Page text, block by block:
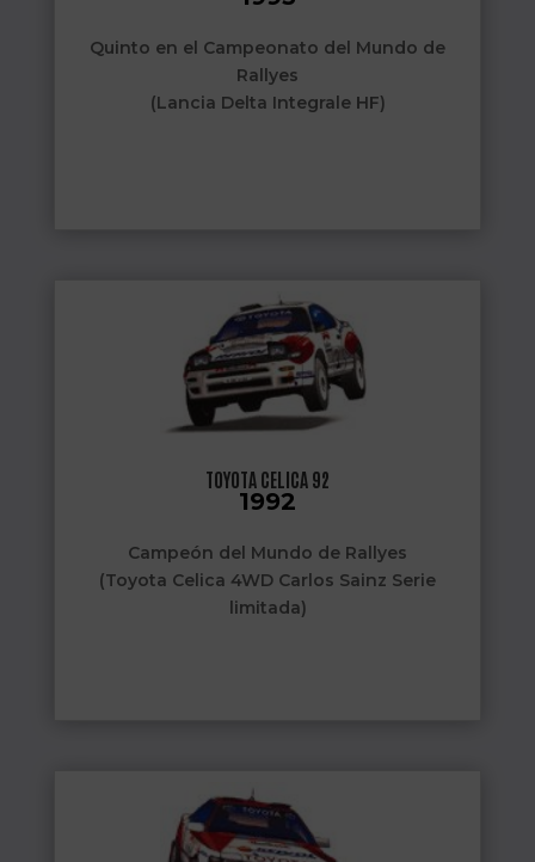
Quinto en el Campeonato del Mundo de
Rallyes
(Lancia Delta Integrale HF)
TOYOTA CELICA 92
1992
Campeón del Mundo de Rallyes
(Toyota Celica 4WD Carlos Sainz Serie
limitada)